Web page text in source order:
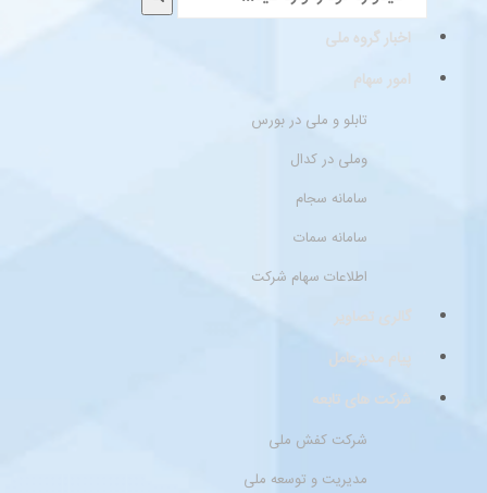
اخبار گروه ملی
امور سهام
تابلو و ملی در بورس
وملی در کدال
سامانه سجام
سامانه سمات
اطلاعات سهام شرکت
گالری تصاویر
پیام مدیرعامل
شرکت های تابعه
شرکت کفش ملی
مدیریت و توسعه ملی